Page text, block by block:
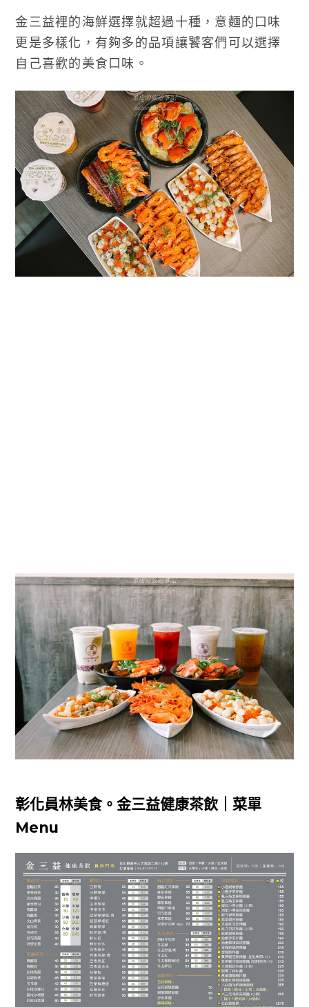
金三益裡的海鮮選擇就超過十種，意麵的口味
更是多樣化，有夠多的品項讓饕客們可以選擇
自己喜歡的美食口味。
彰化員林美食。金三益健康茶飲｜菜單
Menu